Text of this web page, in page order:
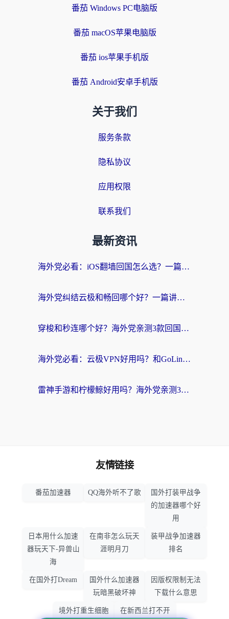
番茄 Windows PC电脑版
番茄 macOS苹果电脑版
番茄 ios苹果手机版
番茄 Android安卓手机版
关于我们
服务条款
隐私协议
应用权限
联系我们
最新资讯
海外党必看：iOS翻墙回国怎么选？一篇搞定无缝访问国内资源
海外党纠结云极和畅回哪个好？一篇讲透回国加速器怎么选（附避坑指南）
穿梭和秒连哪个好？海外党亲测3款回国加速器，教你在国外正常浏览国内网站
海外党必看：云极VPN好用吗？和GoLinkVPN对比哪个回国效果更好？附真实体验指南
雷神手游和柠檬鲸好用吗？海外党亲测3款回国加速器，教你避开破解VPN坑
友情链接
番茄加速器 QQ海外听不了歌
国外打装甲战争
的加速器哪个好
用
日本用什么加速
器玩天下-异兽山
海
在南非怎么玩天
涯明月刀
装甲战争加速器
排名
在国外打Dream
国外什么加速器
玩暗黑破坏神
因版权限制无法
下载什么意思
境外打重生细胞 在新西兰打不开